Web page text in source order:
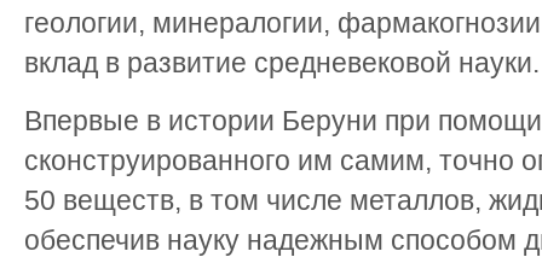
геологии, минералогии,
вклад в развитие средневековой науки.
Впервые в истории Беруни при
сконструированного им самим, точно
50 веществ, в том числе металлов,
обеспечив науку надежным способом